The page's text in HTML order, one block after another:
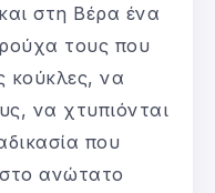
στη Βέρα ένα
τους που
κούκλες, να
να χτυπιόνται
που
ανώτατο